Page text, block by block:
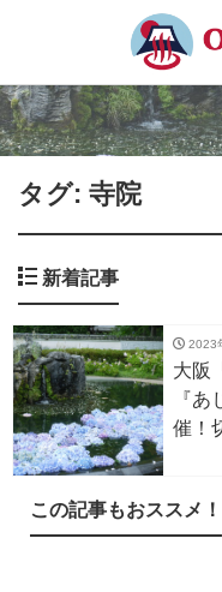
タグ: 寺院
新着記事
2023
大阪
『
催！
この記事もおススメ！